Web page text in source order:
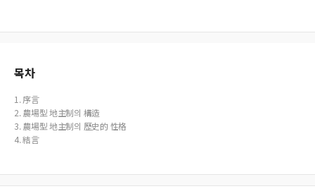
목차
1. 序言
2. 農場型 地主制의 構造
3. 農場型 地主制의 歷史的 性格
4. 結言